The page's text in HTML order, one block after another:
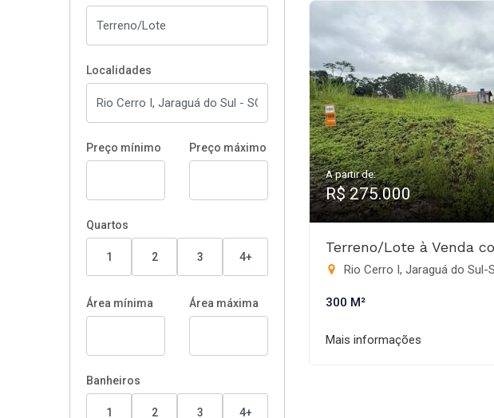
Localidades
Preço mínimo Preço máximo
Quartos
1 2 3 4+
Área mínima Área máxima
Banheiros
1 2 3 4+
A partir de:
R$ 275.000
Terreno/Lote à Venda
Rio Cerro I, Jaraguá do Sul-
300 M²
Mais informações